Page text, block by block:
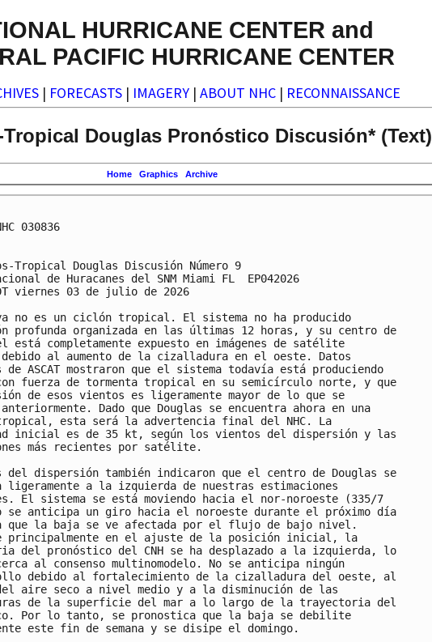
HURRICANE CENTER and
PACIFIC HURRICANE CENTER
| FORECASTS | IMAGERY | ABOUT NHC | RECONNAISSANCE
Douglas Pronóstico Discusión* (Text)
Home Graphics Archive
030836
Tropical Douglas Discusión Número 9
de Huracanes del SNM Miami FL  EP042026
viernes 03 de julio de 2026
no es un ciclón tropical. El sistema no ha producido
profunda organizada en las últimas 12 horas, y su centro de
está completamente expuesto en imágenes de satélite
al aumento de la cizalladura en el oeste. Datos
de ASCAT mostraron que el sistema todavía está produciendo
fuerza de tormenta tropical en su semicírculo norte, y que
de esos vientos es ligeramente mayor de lo que se
Dado que Douglas se encuentra ahora en una
esta será la advertencia final del NHC. La
inicial es de 35 kt, según los vientos del dispersión y las
más recientes por satélite.
del dispersión también indicaron que el centro de Douglas se
ligeramente a la izquierda de nuestras estimaciones
El sistema se está moviendo hacia el nor-noroeste (335/7
se anticipa un giro hacia el noroeste durante el próximo día
que la baja se ve afectada por el flujo de bajo nivel.
principalmente en el ajuste de la posición inicial, la
del pronóstico del CNH se ha desplazado a la izquierda, lo
al consenso multinomodelo. No se anticipa ningún
debido al fortalecimiento de la cizalladura del oeste, al
del aire seco a nivel medio y a la disminución de las
de la superficie del mar a lo largo de la trayectoria del
Por lo tanto, se pronostica que la baja se debilite
este fin de semana y se disipe el domingo.